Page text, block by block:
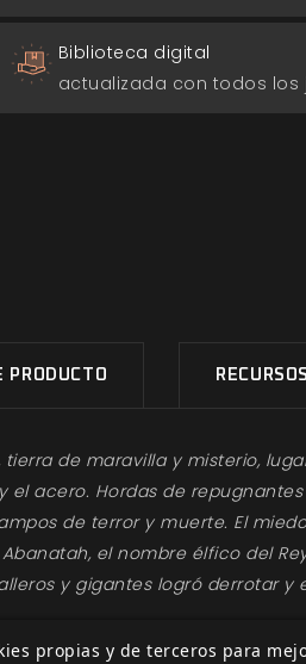
Biblioteca digital
actualizada con todos
PRODUCTO RECURSOS
de maravilla y misterio,
acero. Hordas de
de terror y muerte. El
el nombre élfico del
y gigantes logró derrotar y
en el recuerdo y el
a lo más profundo del
propias y de terceros para